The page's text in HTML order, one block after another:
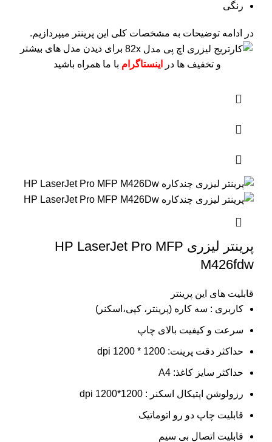
رنگی
در ادامه توضیحات به مشخصات کلی این پرینتر میپردازیم.
برای دیدن مدل های بیشتر
و تخفیف ها در
اینستاگرام با ما همراه باشید
پرینتر لیزری HP LaserJet Pro MFP
M426fdw
قابلیت های این پرینتر
کاربری : سه کاره (پرینتر، کپی،اسکنر)
سرعت و کیفیت بالای چاپ
حداکثر دقت پرینت: 1200 * 1200 dpi
حداکثر سایز کاغذ: A4
رزولوشن اپتیکال اسکنر : 1200*1200 dpi
قابلیت چاپ دو رو اتوماتیک
قابلیت اتصال بی سیم